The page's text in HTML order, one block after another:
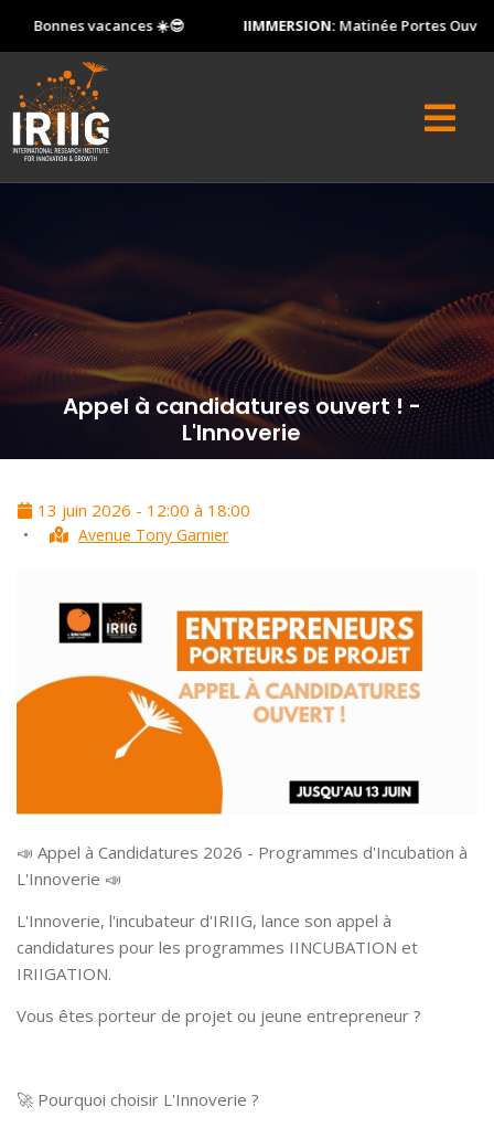
Bonnes vacances ☀️😎 IIMMERSION:Matinée Portes
Appel à candidatures ouvert ! -
L'Innoverie
13 juin 2026 - 12:00 à 18:00
•
Avenue Tony Garnier
📣 Appel à Candidatures 2026 - Programmes d'Incubation à
L'Innoverie 📣
L'Innoverie, l'incubateur d'IRIIG, lance son appel à
candidatures pour les programmes IINCUBATION et
IRIIGATION.
Vous êtes porteur de projet ou jeune entrepreneur ?
🚀 Pourquoi choisir L'Innoverie ?